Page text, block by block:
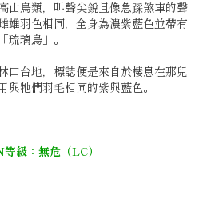
山鳥類，叫聲尖銳且像急踩煞車的聲
雄羽色相同，全身為濃紫藍色並帶有
琉璃鳥」。
口台地，標誌便是來自於棲息在那兒
與牠們羽毛相同的紫與藍色。
級：無危（LC）